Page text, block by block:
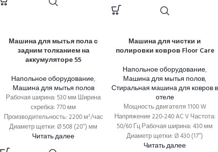
Машина для мытья пола с
задним толканием на
аккумуляторе 55
Напольное оборудование,
Машина для мытья полов
Рабочая ширина: 530 мм Ширина
скребка: 770 мм
Производительность: 2200 м²/час
Диаметр щетки: Ø 508 (20″) мм
Скорость щеточного цикла:
Читать далее
Машина для чистки и
полировки ковров Floor Care
Напольное оборудование,
Машина для мытья полов,
Стиральная машина для ковров в
отеле
Мощность двигателя 1100 W
Напряжение 220-240 AC V Частота:
50/60 Гц Рабочая ширина: 430 мм
Диаметр щетки: Ø 430 (17″)
Читать далее